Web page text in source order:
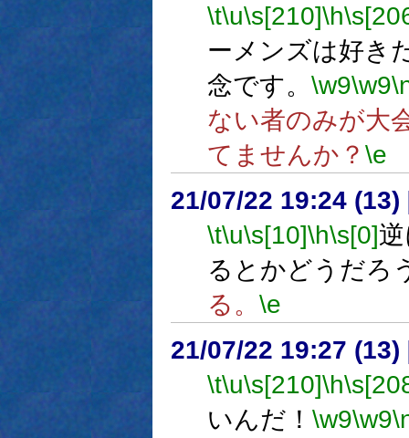
\t\u\s[210]\h
ーメンズは好き
念です。 \w9\w9
ない者のみが大
てませんか？ \e
21/07/22 19:24 (13)
\t\u\s[10]\h\s[0]
るとかどうだろ
る。 \e
21/07/22 19:27 (13)
\t\u\s[210]\h
いんだ！ \w9\w9